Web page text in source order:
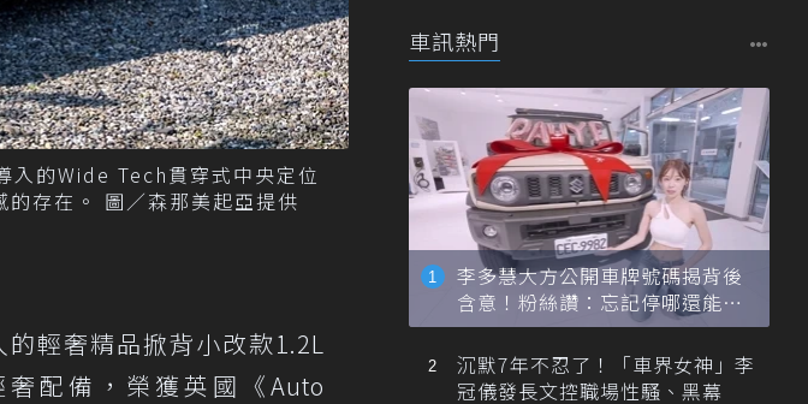
的Wide Tech貫穿式中央定位
存在。 圖／森那美起亞提供
輕奢精品掀背小改款1.2L
配備，榮獲英國《Auto
車訊熱門
李多慧大方公開車牌號碼揭背後
含意！粉絲讚：忘記停哪還能幫
忙找車
沉默7年不忍了！「車界女神」李
冠儀發長文控職場性騷、黑幕